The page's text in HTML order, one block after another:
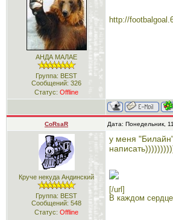
АНДА МАЛАЕ
Группа: BEST
Сообщений: 326
Статус: Offline
http://
CoRsaR Дата: Понедельник,
Круче некуда Андинский
Группа: BEST
Сообщений: 548
Статус: Offline
у меня
[/url]
В каждом сердце